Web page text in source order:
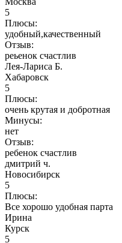
5
Плюсы:
удобный,качественный
Отзыв:
реьенок счастлив
Лея-Лариса Б.
Хабаровск
5
Плюсы:
очень крутая и добротная
Минусы:
нет
Отзыв:
ребенок счастлив
дмитрий ч.
Новосибирск
5
Плюсы:
Все хорошо удобная парта
Ирина
Курск
5